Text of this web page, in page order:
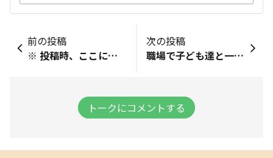
前の投稿
※ 投稿時、ここにコメントを記載してください Fibee食べたよ記録 ■どの商品を食べた？ ■いつ食べた？ 間食 ■どこで食べた？ その他 次男とウォーキング中に ■食べた感想や今の気持ちを記録しよう！（任意） 抹茶、ほうじ茶、和シリーズ美味しいです Fibee食べたよ記録完了！ ▼コミュニティサイトへ投稿で 50ptゲット✨
次の投稿
職場で子ども達と一緒にダンス！ エビカニクス体操やラーメン体操、 おどるんようび、ジャンボリーミッキーなど 本気で踊ると汗びっしょりです💦
トークにコメントする